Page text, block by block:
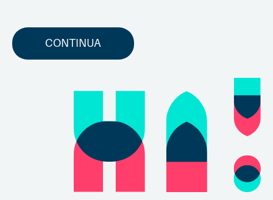
CONTINUA